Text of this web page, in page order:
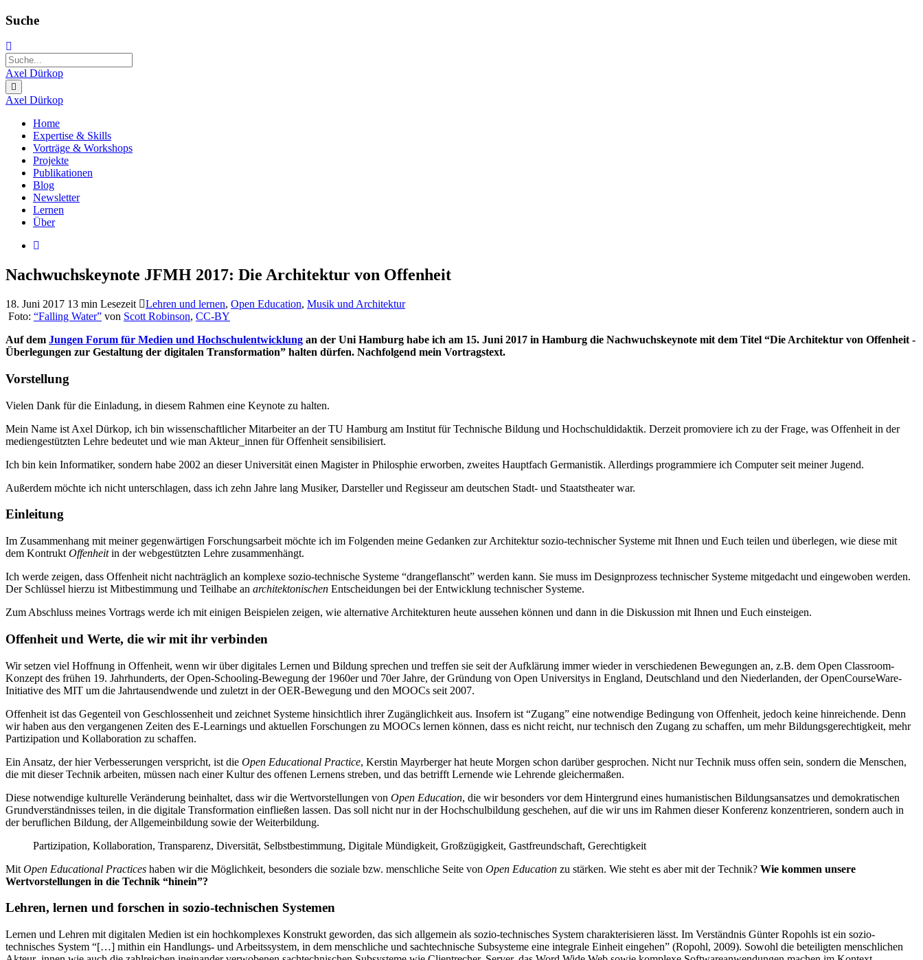
Suche
Axel Dürkop
Axel Dürkop
Home
Expertise & Skills
Vorträge & Workshops
Projekte
Publikationen
Blog
Newsletter
Lernen
Über
Nachwuchskeynote JFMH 2017: Die Architektur von Offenheit
18. Juni 2017 13 min Lesezeit Lehren und lernen, Open Education, Musik und Architektur
Foto: “Falling Water” von Scott Robinson, CC-BY
Auf dem Jungen Forum für Medien und Hochschulentwicklung an der Uni Hamburg habe ich am 15. Juni 2017 in Hamburg die Nachwuchskeynote mit dem Titel “Die Architektur von Offenheit -
Überlegungen zur Gestaltung der digitalen Transformation” halten dürfen. Nachfolgend mein Vortragstext.
Vorstellung
Vielen Dank für die Einladung, in diesem Rahmen eine Keynote zu halten.
Mein Name ist Axel Dürkop, ich bin wissenschaftlicher Mitarbeiter an der TU Hamburg am Institut für Technische Bildung und Hochschuldidaktik. Derzeit promoviere ich zu der Frage, was Offenheit in der
mediengestützten Lehre bedeutet und wie man Akteur_innen für Offenheit sensibilisiert.
Ich bin kein Informatiker, sondern habe 2002 an dieser Universität einen Magister in Philosphie erworben, zweites Hauptfach Germanistik. Allerdings programmiere ich Computer seit meiner Jugend.
Außerdem möchte ich nicht unterschlagen, dass ich zehn Jahre lang Musiker, Darsteller und Regisseur am deutschen Stadt- und Staatstheater war.
Einleitung
Im Zusammenhang mit meiner gegenwärtigen Forschungsarbeit möchte ich im Folgenden meine Gedanken zur Architektur sozio-technischer Systeme mit Ihnen und Euch teilen und überlegen, wie diese mit
dem Kontrukt Offenheitin der webgestützten Lehre zusammenhängt.
Ich werde zeigen, dass Offenheit nicht nachträglich an komplexe sozio-technische Systeme “drangeflanscht” werden kann. Sie muss im Designprozess technischer Systeme mitgedacht und eingewoben werden.
Der Schlüssel hierzu ist Mitbestimmung und Teilhabe an architektonischen Entscheidungen bei der Entwicklung technischer Systeme.
Zum Abschluss meines Vortrags werde ich mit einigen Beispielen zeigen, wie alternative Architekturen heute aussehen können und dann in die Diskussion mit Ihnen und Euch einsteigen.
Offenheit und Werte, die wir mit ihr verbinden
Wir setzen viel Hoffnung in Offenheit, wenn wir über digitales Lernen und Bildung sprechen und treffen sie seit der Aufklärung immer wieder in verschiedenen Bewegungen an, z.B. dem Open Classroom-
Konzept des frühen 19. Jahrhunderts, der Open-Schooling-Bewegung der 1960er und 70er Jahre, der Gründung von Open Universitys in England, Deutschland und den Niederlanden, der OpenCourseWare-
Initiative des MIT um die Jahrtausendwende und zuletzt in der OER-Bewegung und den MOOCs seit 2007.
Offenheit ist das Gegenteil von Geschlossenheit und zeichnet Systeme hinsichtlich ihrer Zugänglichkeit aus. Insofern ist “Zugang” eine notwendige Bedingung von Offenheit, jedoch keine hinreichende. Denn
wir haben aus den vergangenen Zeiten des E-Learnings und aktuellen Forschungen zu MOOCs lernen können, dass es nicht reicht, nur technisch den Zugang zu schaffen, um mehr Bildungsgerechtigkeit, mehr
Partizipation und Kollaboration zu schaffen.
Ein Ansatz, der hier Verbesserungen verspricht, ist die Open Educational Practice, Kerstin Mayrberger hat heute Morgen schon darüber gesprochen. Nicht nur Technik muss offen sein, sondern die Menschen,
die mit dieser Technik arbeiten, müssen nach einer Kultur des offenen Lernens streben, und das betrifft Lernende wie Lehrende gleichermaßen.
Diese notwendige kulturelle Veränderung beinhaltet, dass wir die Wertvorstellungen von Open Education, die wir besonders vor dem Hintergrund eines humanistischen Bildungsansatzes und demokratischen
Grundverständnisses teilen, in die digitale Transformation einfließen lassen. Das soll nicht nur in der Hochschulbildung geschehen, auf die wir uns im Rahmen dieser Konferenz konzentrieren, sondern auch in
der beruflichen Bildung, der Allgemeinbildung sowie der Weiterbildung.
Partizipation, Kollaboration, Transparenz, Diversität, Selbstbestimmung, Digitale Mündigkeit, Großzügigkeit, Gastfreundschaft, Gerechtigkeit
Mit Open Educational Practices haben wir die Möglichkeit, besonders die soziale bzw. menschliche Seite von Open Education zu stärken. Wie steht es aber mit der Technik? Wie kommen unsere
Wertvorstellungen in die Technik “hinein”?
Lehren, lernen und forschen in sozio-technischen Systemen
Lernen und Lehren mit digitalen Medien ist ein hochkomplexes Konstrukt geworden, das sich allgemein als sozio-technisches System charakterisieren lässt. Im Verständnis Günter Ropohls ist ein sozio-
technisches System “[…] mithin ein Handlungs- und Arbeitssystem, in dem menschliche und sachtechnische Subsysteme eine integrale Einheit eingehen” (Ropohl, 2009). Sowohl die beteiligten menschlichen